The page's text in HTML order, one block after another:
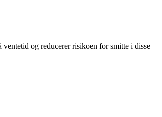
og reducerer risikoen for smitte i disse